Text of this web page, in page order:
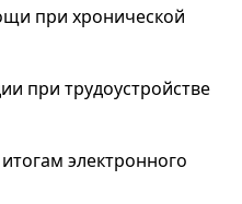
при хронической
при трудоустройстве
электронного